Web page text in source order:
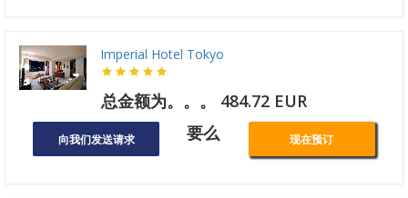
Imperial Hotel Tokyo
总金额为。。。 484.72 EUR
向我们发送请求 要么 现在预订